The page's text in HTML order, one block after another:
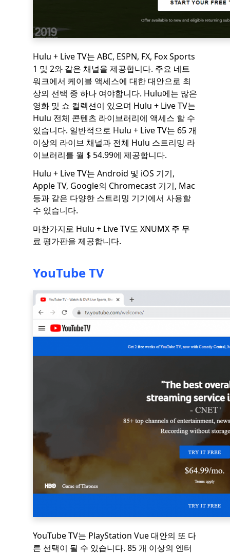
Hulu + Live TV는 ABC, ESPN, FX, Fox Sports
1 및 2와 같은 채널을 제공합니다. 주요 네트
워크에서 케이블 액세스에 대한 대안으로 최
상의 선택 중 하나 여야합니다. Hulu에는 많은
영화 및 쇼 컬렉션이 있으며 Hulu + Live TV는
Hulu 전체 콘텐츠 라이브러리에 액세스 할 수
있습니다. 일반적으로 Hulu + Live TV는 65 개
이상의 라이브 채널과 전체 Hulu 스트리밍 라
이브러리를 월 $ 54.99에 제공합니다.
Hulu + Live TV는 Android 및 iOS 기기,
Apple TV, Google의 Chromecast 기기, Mac
등과 같은 다양한 스트리밍 기기에서 사용할
수 있습니다.
마찬가지로 Hulu + Live TV도 XNUMX 주 무
료 평가판을 제공합니다.
YouTube TV
YouTube TV는 PlayStation Vue 대안의 또 다
른 선택이 될 수 있습니다. 85 개 이상의 엔터